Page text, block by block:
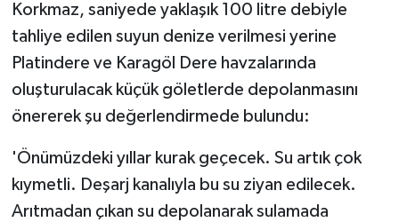
Korkmaz, saniyede yaklaşık 100 litre debiyle
tahliye edilen suyun denize verilmesi yerine
Platindere ve Karagöl Dere havzalarında
oluşturulacak küçük göletlerde depolanmasını
önererek şu değerlendirmede bulundu:
'Önümüzdeki yıllar kurak geçecek. Su artık çok
kıymetli. Deşarj kanalıyla bu su ziyan edilecek.
Arıtmadan çıkan su depolanarak sulamada